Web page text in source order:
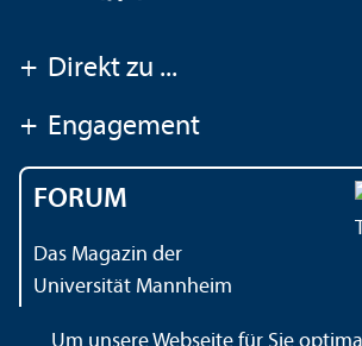
+ Direkt zu ...
+ Engagement
FORUM
Das Magazin der
Universität Mannheim